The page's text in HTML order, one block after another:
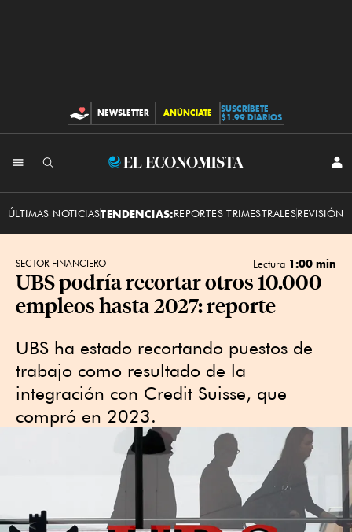
CONTRIBUCIONES
NEWSLETTER ANÚNCIATE
SUSCRÍBETE
$1.99 DIARIOS
El
ÚLTIMAS NOTICIASTENDENCIAS:REPORTES TRIMESTRALESREVISIÓN
SECTOR FINANCIERO Lectura 1:00 min
UBS podría recortar otros 10.000
empleos hasta 2027: reporte
UBS ha estado recortando puestos de
trabajo como resultado de la
integración con Credit Suisse, que
compró en 2023.